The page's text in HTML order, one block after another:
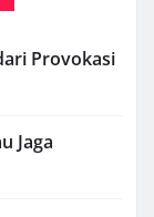
Provokasi
Jaga